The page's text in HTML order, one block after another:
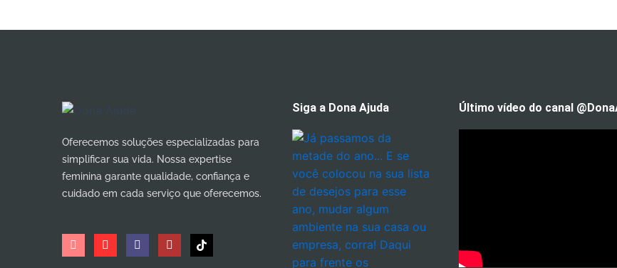
Oferecemos soluções especializadas para
simplificar sua vida. Nossa expertise
feminina garante qualidade, confiança e
cuidado em cada serviço que oferecemos.
Siga a Dona Ajuda Último vídeo do canal